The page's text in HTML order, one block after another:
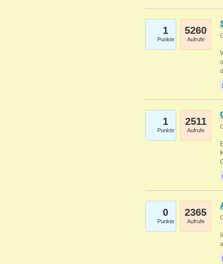
1
Punkte
5260
Aufrufe
1
Punkte
2511
Aufrufe
0
Punkte
2365
Aufrufe